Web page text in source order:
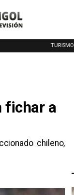
TURISMO
fichar a
chileno,